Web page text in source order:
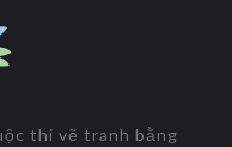
thi vẽ tranh bằng